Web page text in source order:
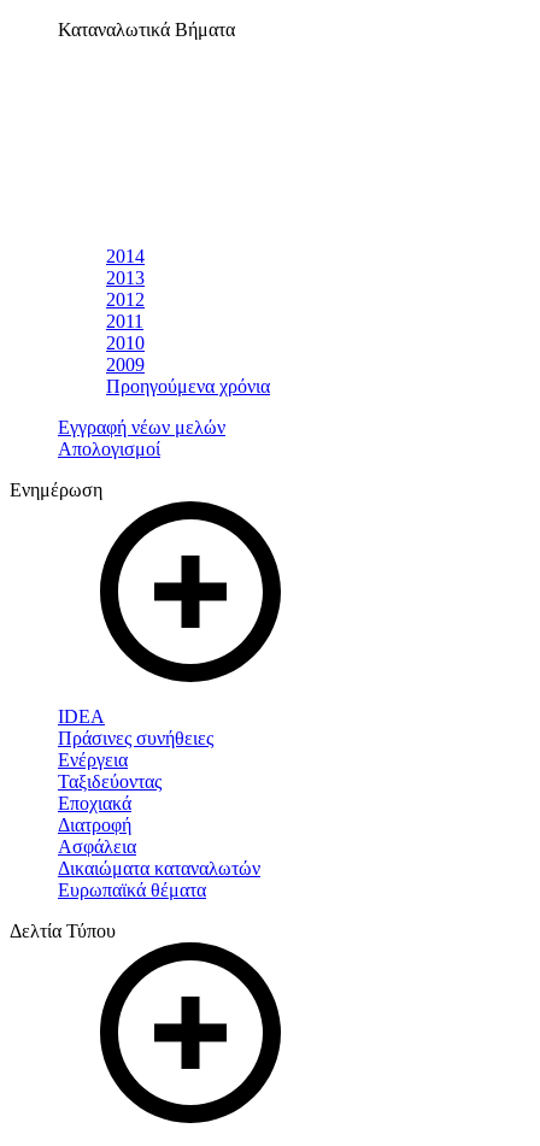
Καταναλωτικά Βήματα
2014
2013
2012
2011
2010
2009
Προηγούμενα χρόνια
Εγγραφή νέων μελών
Απολογισμοί
Ενημέρωση
IDEA
Πράσινες συνήθειες
Ενέργεια
Ταξιδεύοντας
Εποχιακά
Διατροφή
Ασφάλεια
Δικαιώματα καταναλωτών
Ευρωπαϊκά θέματα
Δελτία Τύπου